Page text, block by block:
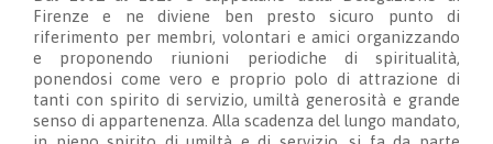
Firenze e ne diviene ben presto sicuro punto di
riferimento per membri, volontari e amici organizzando
e proponendo riunioni periodiche di spiritualità,
ponendosi come vero e proprio polo di attrazione di
tanti con spirito di servizio, umiltà generosità e grande
senso di appartenenza. Alla scadenza del lungo mandato,